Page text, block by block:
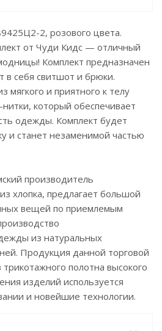
2, розового цвета.
от Чуди Кидс — отличный
Комплект предназначен
в себя свитшот и брюки.
мягкого и приятного к телу
который обеспечивает
одежды. Комплект будет
и станет незаменимой частью
производитель
хлопка, предлагает большой
вещей по приемлемым
из натуральных
Продукция данной торговой
полотна высокого
изделий используется
и новейшие технологии.